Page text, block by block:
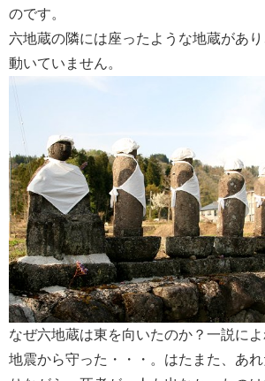
のです。
六地蔵の隣には座ったような地蔵があ
動いていません。
なぜ六地蔵は東を向いたのか？一説に
地震から守った・・・。はたまた、あ